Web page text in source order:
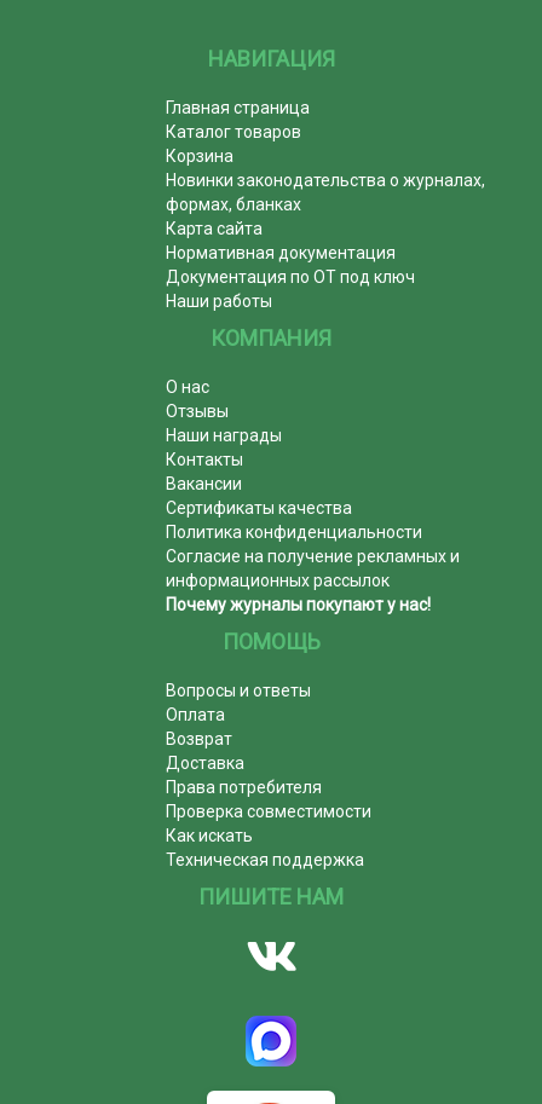
НАВИГАЦИЯ
Главная страница
Каталог товаров
Корзина
Новинки законодательства о журналах,
формах, бланках
Карта сайта
Нормативная документация
Документация по ОТ под ключ
Наши работы
КОМПАНИЯ
О нас
Отзывы
Наши награды
Контакты
Вакансии
Сертификаты качества
Политика конфиденциальности
Согласие на получение рекламных и
информационных рассылок
Почему журналы покупают у нас!
ПОМОЩЬ
Вопросы и ответы
Оплата
Возврат
Доставка
Права потребителя
Проверка совместимости
Как искать
Техническая поддержка
ПИШИТЕ НАМ